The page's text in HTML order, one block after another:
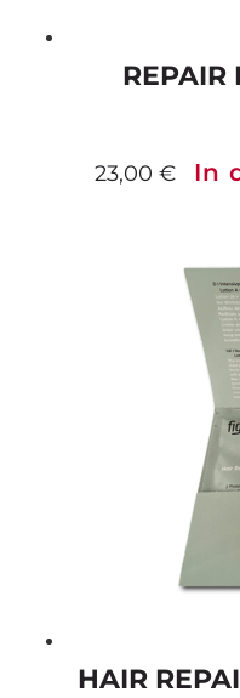
REPAIR
23,00€ In
HAIR